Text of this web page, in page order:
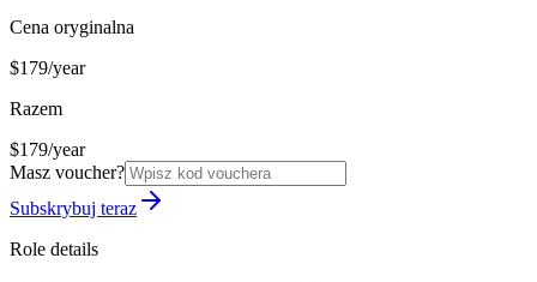
Cena oryginalna
$179/year
Razem
$179/year
Masz voucher?
Subskrybuj teraz
Role details